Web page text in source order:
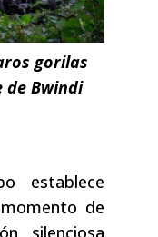
gorilas
de Bwindi
establece
de
silenciosa